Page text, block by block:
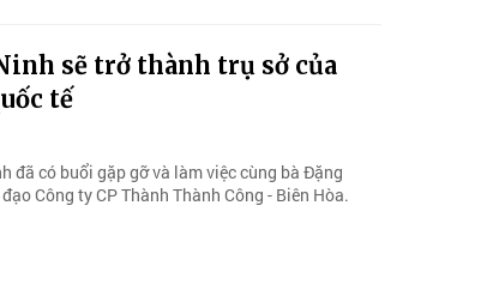
sẽ trở thành trụ sở của
tế
đã có buổi gặp gỡ và làm việc cùng bà Đặng
Công ty CP Thành Thành Công - Biên Hòa.